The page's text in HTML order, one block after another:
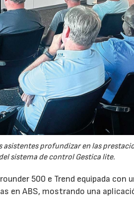
profundizar en las
sistema de control Gestica lite.
500 e Trend equipada
en ABS, mostrando una